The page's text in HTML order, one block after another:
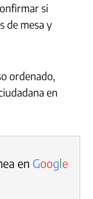
si
de mesa y
ordenado,
en
en Google